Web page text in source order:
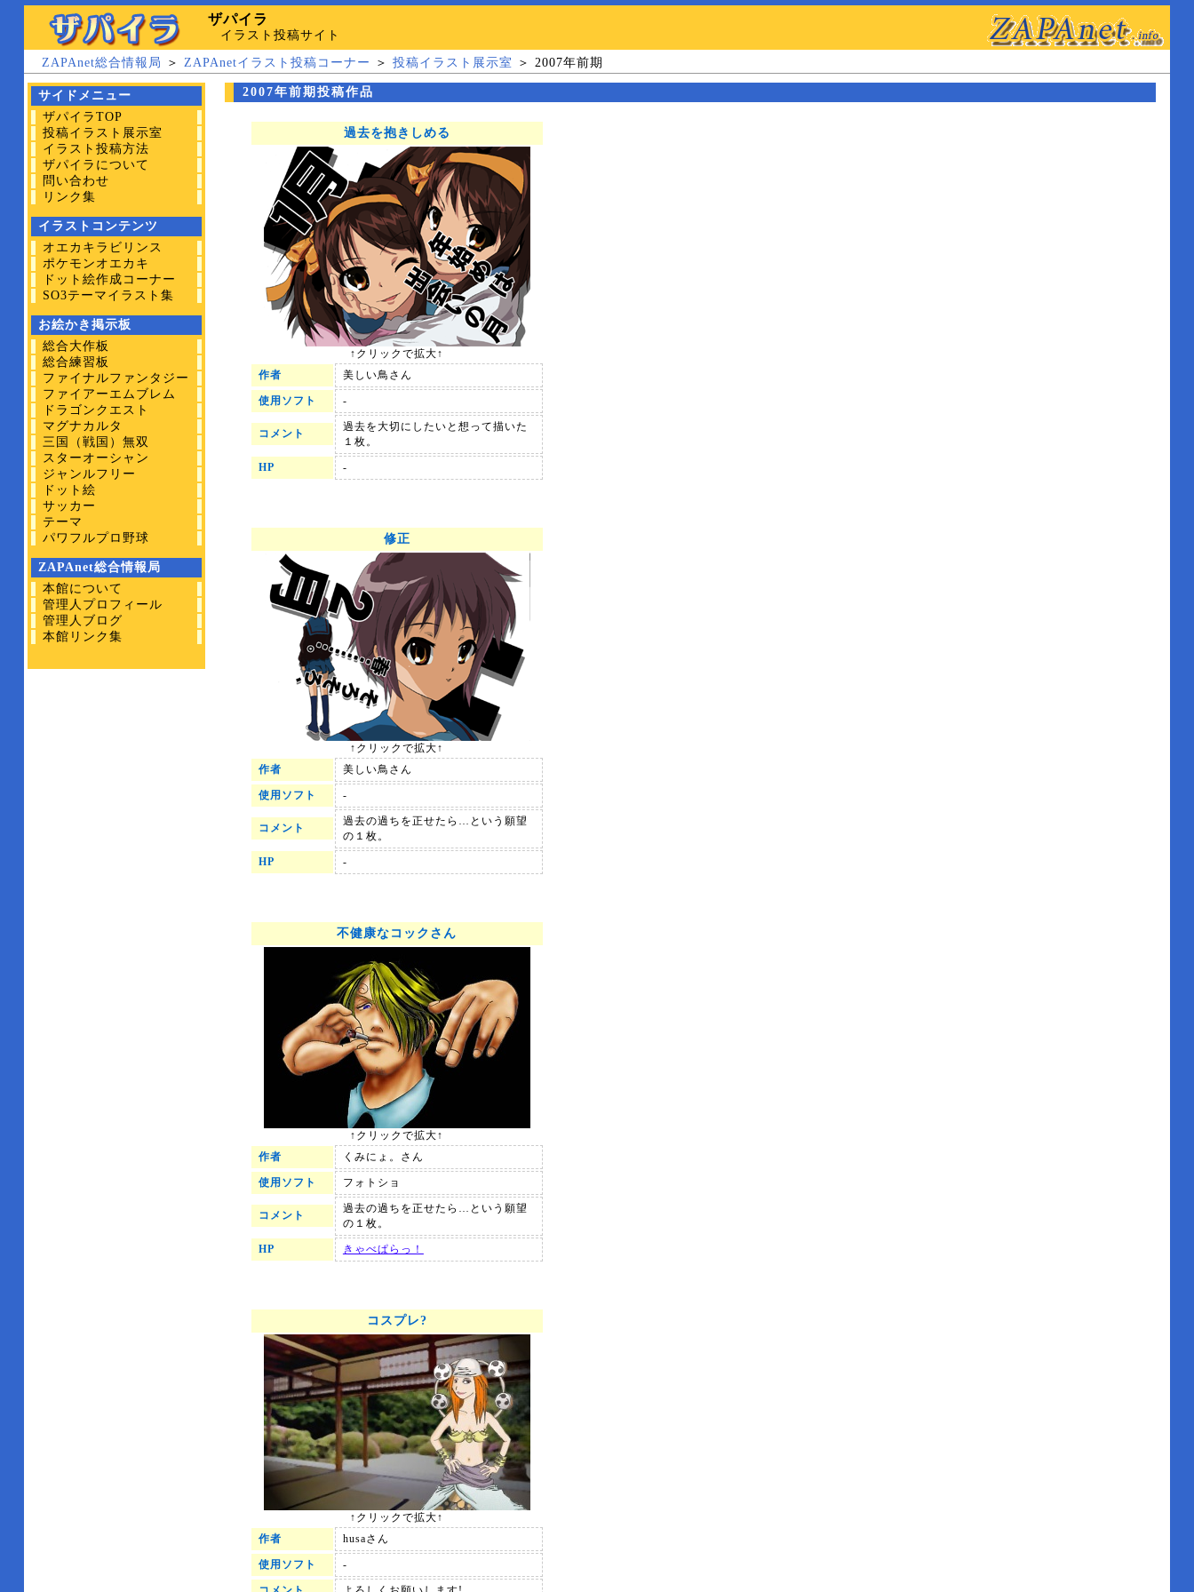
ザパイラ
イラスト投稿サイト
ZAPAnet総合情報局 ＞ ZAPAnetイラスト投稿コーナー ＞ 投稿イラスト展示室 ＞ 2007年前期
サイドメニュー
ザパイラTOP
投稿イラスト展示室
イラスト投稿方法
ザパイラについて
問い合わせ
リンク集
イラストコンテンツ
オエカキラビリンス
ポケモンオエカキ
ドット絵作成コーナー
SO3テーマイラスト集
お絵かき掲示板
総合大作板
総合練習板
ファイナルファンタジー
ファイアーエムブレム
ドラゴンクエスト
マグナカルタ
三国（戦国）無双
スターオーシャン
ジャンルフリー
ドット絵
サッカー
テーマ
パワフルプロ野球
ZAPAnet総合情報局
本館について
管理人プロフィール
管理人ブログ
本館リンク集
2007年前期投稿作品
過去を抱きしめる
↑クリックで拡大↑
作者
美しい鳥さん
使用ソフト -
コメント
過去を大切にしたいと想って描いた
１枚。
HP -
修正
↑クリックで拡大↑
作者
美しい鳥さん
使用ソフト -
コメント
過去の過ちを正せたら…という願望
の１枚。
HP -
不健康なコックさん
↑クリックで拡大↑
作者
くみにょ。さん
使用ソフト フォトショ
コメント
過去の過ちを正せたら…という願望
の１枚。
HP きゃべぱらっ！
コスプレ?
↑クリックで拡大↑
作者
husaさん
使用ソフト -